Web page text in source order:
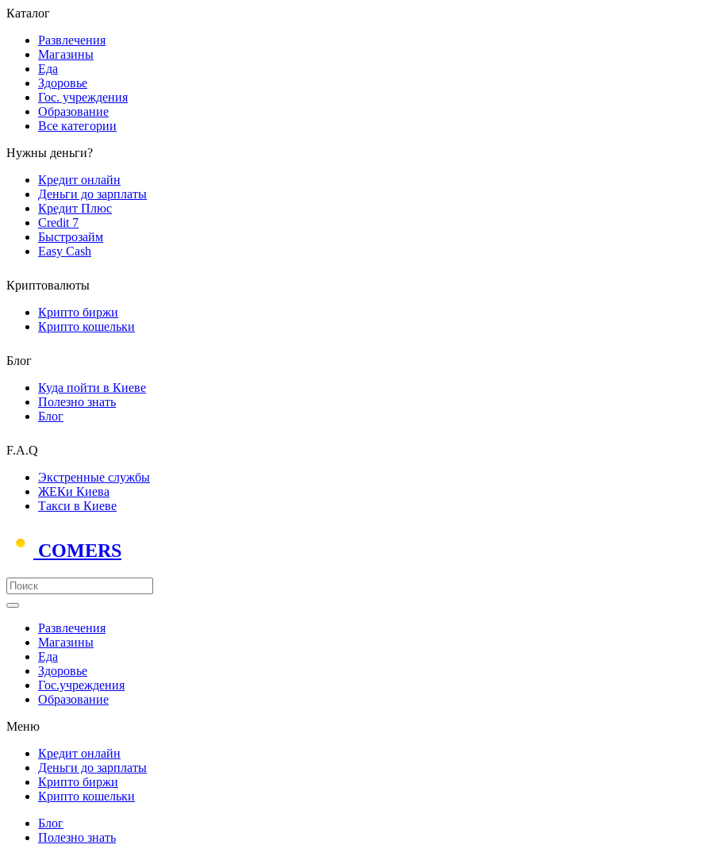
Каталог
Развлечения
Магазины
Еда
Здоровье
Гос. учреждения
Образование
Все категории
Нужны деньги?
Кредит онлайн
Деньги до зарплаты
Кредит Плюс
Credit 7
Быстрозайм
Easy Cash
Криптовалюты
Крипто биржи
Крипто кошельки
Блог
Куда пойти в Киеве
Полезно знать
Блог
F.A.Q
Экстренные службы
ЖЕКи Киева
Такси в Киеве
COMERS
Развлечения
Магазины
Еда
Здоровье
Гос.учреждения
Образование
Меню
Кредит онлайн
Деньги до зарплаты
Крипто биржи
Крипто кошельки
Блог
Полезно знать